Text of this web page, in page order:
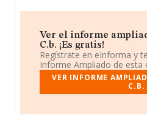
Ver el informe
C.b. ¡Es gratis!
Regístrate en eInforma y
Informe Ampliado de esta
VER INFORME
C.B.